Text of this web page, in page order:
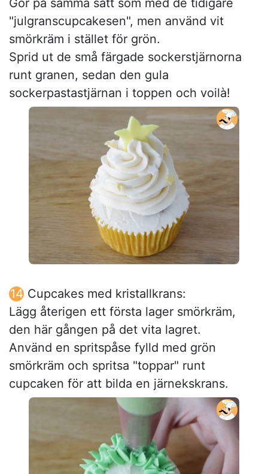
"julgranscupcakesen", men använd vit
smörkräm i stället för grön.
Sprid ut de små färgade sockerstjärnorna
runt granen, sedan den gula
sockerpastastjärnan i toppen och voilà!
Cupcakes med kristallkrans:
Lägg återigen ett första lager smörkräm,
den här gången på det vita lagret.
Använd en spritspåse fylld med grön
smörkräm och spritsa "toppar" runt
cupcaken för att bilda en järnekskrans.